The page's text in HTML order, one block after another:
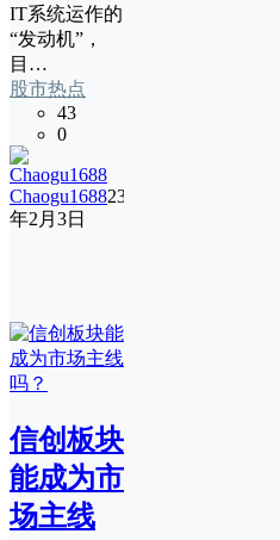
IT系统运作的
“发动机”，
目…
股市热点
43
0
Chaogu168823
年2月3日
信创板块
能成为市
场主线